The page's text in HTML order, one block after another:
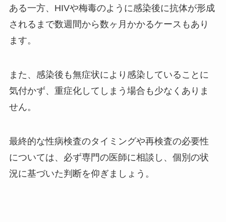
ある一方、HIVや梅毒のように感染後に抗体が形成
されるまで数週間から数ヶ月かかるケースもあり
ます。
また、感染後も無症状により感染していることに
気付かず、重症化してしまう場合も少なくありま
せん。
最終的な性病検査のタイミングや再検査の必要性
については、必ず専門の医師に相談し、個別の状
況に基づいた判断を仰ぎましょう。